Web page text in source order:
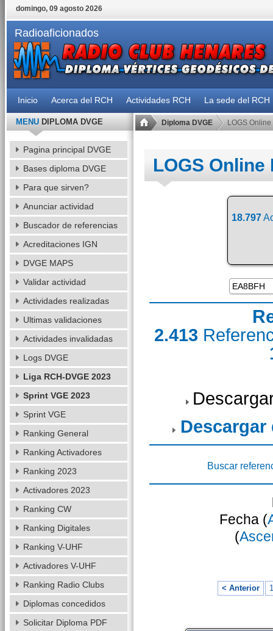
domingo, 09 agosto 2026
Radioaficionados
Inicio Acerca del RCH Actividades RCH La sede del RCH
Diploma DVGE LOGS Online
LOGS Online
18.797
2.413
Descargar
Buscar
Fecha (
(
< Anterior 1
MENUDIPLOMA DVGE
Pagina principal DVGE
Bases diploma DVGE
Para que sirven?
Anunciar actividad
Buscador de referencias
Acreditaciones IGN
DVGE MAPS
Validar actividad
Actividades realizadas
Ultimas validaciones
Actividades invalidadas
Logs DVGE
Liga RCH-DVGE 2023
Sprint VGE 2023
Sprint VGE
Ranking General
Ranking Activadores
Ranking 2023
Activadores 2023
Ranking CW
Ranking Digitales
Ranking V-UHF
Activadores V-UHF
Ranking Radio Clubs
Diplomas concedidos
Solicitar Diploma PDF